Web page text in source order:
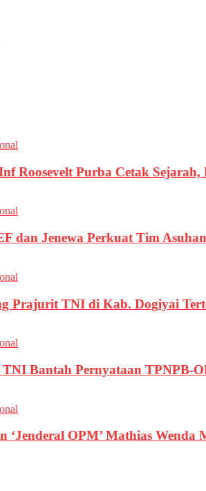
Roosevelt Purba Cetak
dan Jenewa Perkuat Tim
Prajurit TNI di Kab. Dogiyai
TNI Bantah Pernyataan TPNPB-
‘Jenderal OPM’ Mathias